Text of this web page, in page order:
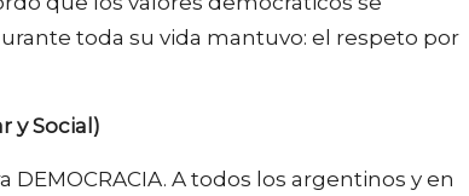
toda su vida mantuvo: el respeto por
y Social)
A todos los argentinos y en